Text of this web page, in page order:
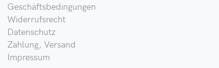
Geschäftsbedingungen
Widerrufsrecht
Datenschutz
Zahlung, Versand
Impressum